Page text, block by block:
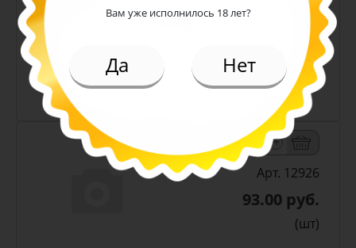
Арт. 13300
187.00 руб.
(шт)
Чай Липтон Малина пэт 1 л
-
+
Арт. 12926
93.00 руб.
(шт)
Вам уже исполнилось 18 лет?
Да Нет